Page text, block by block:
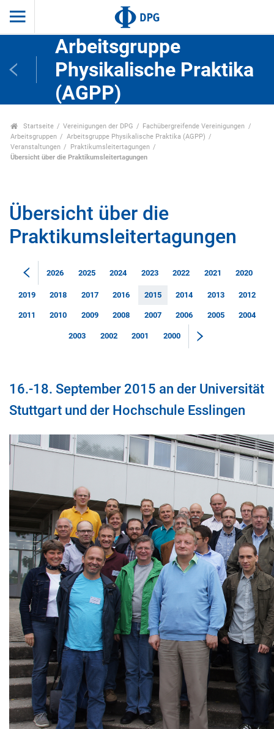
Arbeitsgruppe
Physikalische Praktika
(AGPP)
Startseite Vereinigungen der DPG
Fachübergreifende Vereinigungen
Arbeitsgruppen
Arbeitsgruppe Physikalische Praktika (AGPP)
Veranstaltungen
Praktikumsleitertagungen
Übersicht über die Praktikumsleitertagungen
Übersicht über die
Praktikumsleitertagungen
2026 2025 2024 2023 2022 2021 2020
2019 2018 2017 2016 2015 2014 2013 2012
2011 2010 2009 2008 2007 2006 2005 2004
2003 2002 2001 2000
16.-18. September 2015 an der Universität
Stuttgart und der Hochschule Esslingen